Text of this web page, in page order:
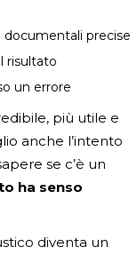
precise
risultato
un errore
più utile e
anche l’intento
se c’è un
ha senso
diventa un